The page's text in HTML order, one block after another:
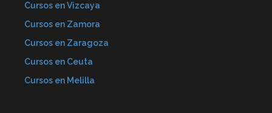
Cursos en Vizcaya
Cursos en Zamora
Cursos en Zaragoza
Cursos en Ceuta
Cursos en Melilla